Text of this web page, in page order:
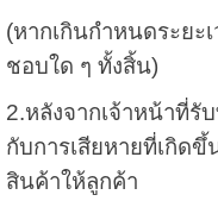
(หากเกินกำหนดระยะ
ชอบใด ๆ ทั้งสิ้น)
2.หลังจากเจ้าหน้าที่รั
กับการเสียหายที่เกิดขึ้
สินค้าให้ลูกค้า